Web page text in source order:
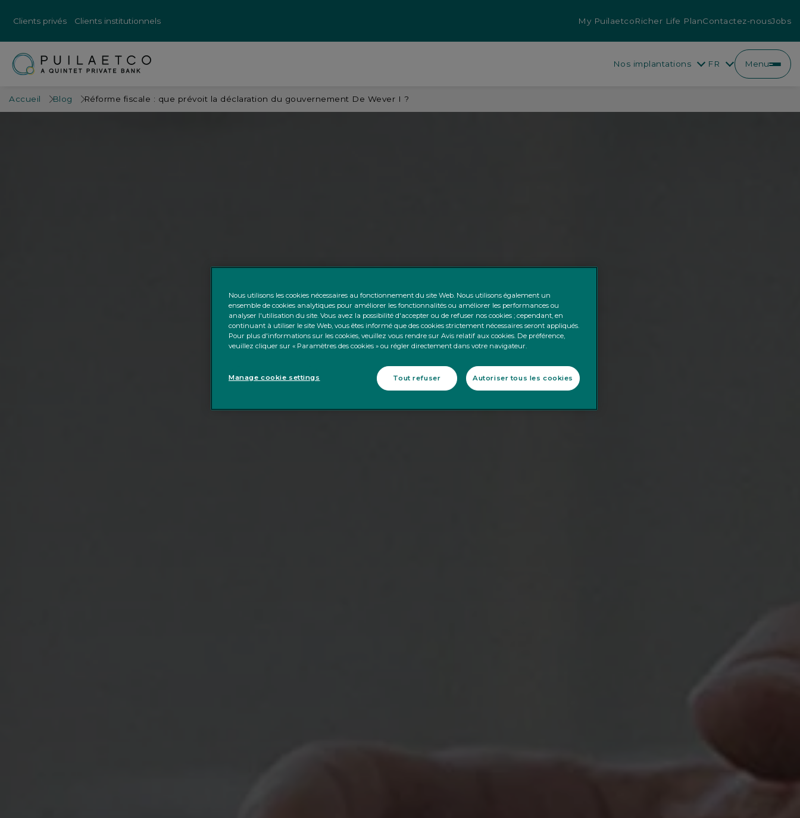
Clients privés Clients institutionnels My PuilaetcoRicher Life PlanContactez-nousJobs
Nos implantations FR Menu
Accueil Blog Réforme fiscale : que prévoit la déclaration du gouvernement De Wever I ?
Nous utilisons les cookies nécessaires au fonctionnement du site Web. Nous utilisons également un
ensemble de cookies analytiques pour améliorer les fonctionnalités ou améliorer les performances ou
analyser l'utilisation du site. Vous avez la possibilité d'accepter ou de refuser nos cookies ; cependant, en
continuant à utiliser le site Web, vous êtes informé que des cookies strictement nécessaires seront appliqués.
Pour plus d'informations sur les cookies, veuillez vous rendre sur Avis relatif aux cookies. De préférence,
veuillez cliquer sur « Paramètres des cookies » ou régler directement dans votre navigateur.
Manage cookie settings Tout refuser Autoriser tous les cookies